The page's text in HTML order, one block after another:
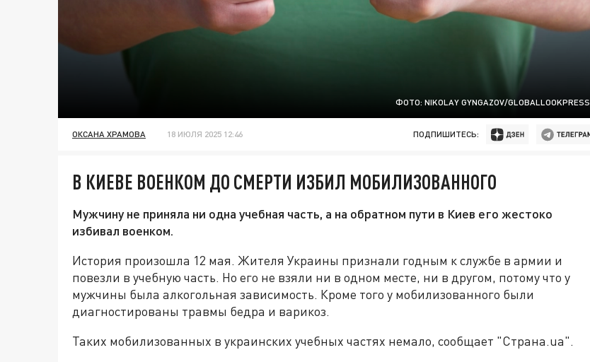
ФОТО: NIKOLAY GYNGAZOV/GLOBALLOOKPRESS
ОКСАНА ХРАМОВА 18 ИЮЛЯ 2025 12:46 ПОДПИШИТЕСЬ:
В КИЕВЕ ВОЕНКОМ ДО СМЕРТИ ИЗБИЛ МОБИЛИЗОВАННОГО
Мужчину не приняла ни одна учебная часть, а на обратном пути в Киев его жестоко
избивал военком.
История произошла 12 мая. Жителя Украины признали годным к службе в армии и
повезли в учебную часть. Но его не взяли ни в одном месте, ни в другом, потому что у
мужчины была алкогольная зависимость. Кроме того у мобилизованного были
диагностированы травмы бедра и варикоз.
Таких мобилизованных в украинских учебных частях немало, сообщает "Страна.ua".